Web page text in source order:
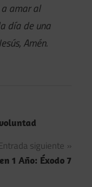
amar al
día de una
Amén.
siguiente
1 Año: Éxodo 7